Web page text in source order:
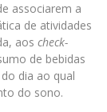
associarem a
de atividades
aos check-
de bebidas
dia ao qual
do sono.